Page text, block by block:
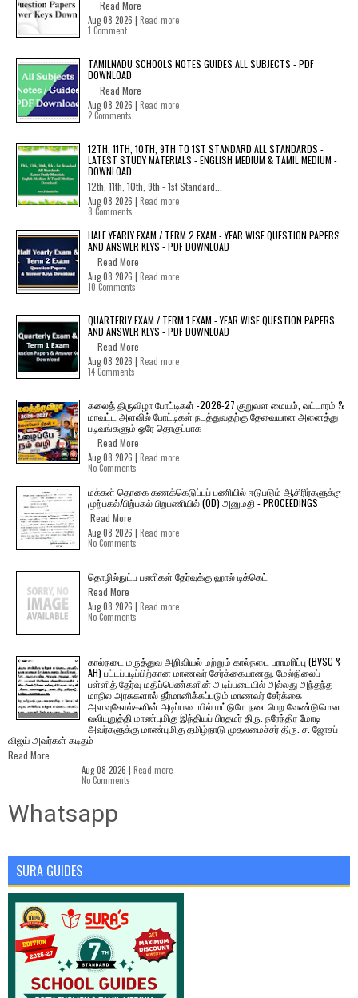
Read More
Aug 08 2026 | Read more
1 Comment
TAMILNADU SCHOOLS NOTES GUIDES ALL SUBJECTS - PDF
DOWNLOAD
Read More
Aug 08 2026 | Read more
2 Comments
12TH, 11TH, 10TH, 9TH TO 1ST STANDARD ALL STANDARDS -
LATEST STUDY MATERIALS - ENGLISH MEDIUM & TAMIL MEDIUM -
DOWNLOAD
12th, 11th, 10th, 9th - 1st Standard...
Aug 08 2026 | Read more
8 Comments
HALF YEARLY EXAM / TERM 2 EXAM - YEAR WISE QUESTION PAPERS
AND ANSWER KEYS - PDF DOWNLOAD
Read More
Aug 08 2026 | Read more
10 Comments
QUARTERLY EXAM / TERM 1 EXAM - YEAR WISE QUESTION PAPERS
AND ANSWER KEYS - PDF DOWNLOAD
Read More
Aug 08 2026 | Read more
14 Comments
கலைத் திருவிழா போட்டிகள் -2026-27 குறுவள மையம், வட்டாரம் &
மாவட்ட அளவில் போட்டிகள் நடத்துவதற்கு தேவையான அனைத்து
படிவங்களும் ஒரே தொகுப்பாக
Read More
Aug 08 2026 | Read more
No Comments
மக்கள் தொகை கணக்கெடுப்புப் பணியில் ஈடுபடும் ஆசிரிர்களுக்கு
முற்பகல்/பிற்பகல் பிறபணியில் (OD) அனுமதி - PROCEEDINGS
Read More
Aug 08 2026 | Read more
No Comments
தொழில்நுட்ப பணிகள் தேர்வுக்கு ஹால் ​டிக்கெட்
Read More
Aug 08 2026 | Read more
No Comments
கால்நடை மருத்துவ அறிவியல் மற்றும் கால்நடை பராமரிப்பு (BVSC &
AH) பட்டப்படிப்பிற்கான மாணவர் சேர்க்கையானது. மேல்நிலைப்
பள்ளித் தேர்வு மதிப்பெண்களின் அடிப்படையில் அல்லது அந்தந்த
மாநில அரசுகளால் தீர்மானிக்கப்படும் மாணவர் சேர்க்கை
அளவுகோல்களின் அடிப்படையில் மட்டுமே நடைபெற வேண்டுமென
வலியுறுத்தி மாண்புமிகு இந்தியப் பிரதமர் திரு. நரேந்திர மோடி
அவர்களுக்கு மாண்புமிகு தமிழ்நாடு முதலமைச்சர் திரு. ச. ஜோசப்
விஜய் அவர்கள் கடிதம்
Read More
Aug 08 2026 | Read more
No Comments
Whatsapp
SURA GUIDES